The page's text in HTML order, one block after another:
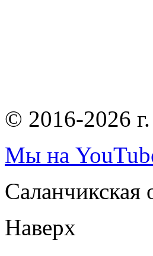
© 2016-2026
Мы на
Саланчикская
Наверх